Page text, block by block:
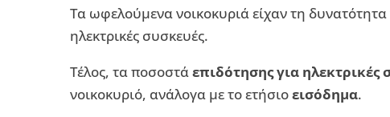
Τα ωφελούμενα νοικοκυριά είχαν τη
ηλεκτρικές συσκευές.
Τέλος, τα ποσοστάεπιδότησης για ηλεκτρικές
νοικοκυριό, ανάλογα με το ετήσιοεισόδημα.